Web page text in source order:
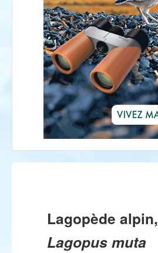
Lagopède alpin,
Lagopus muta